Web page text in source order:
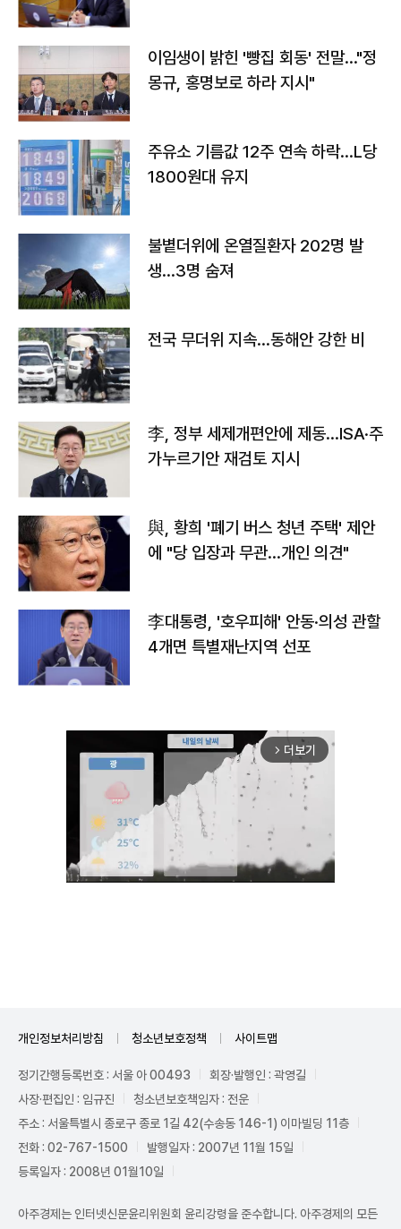
이임생이 밝힌 '빵집 회동' 전말…"정
몽규, 홍명보로 하라 지시"
주유소 기름값 12주 연속 하락…L당
1800원대 유지
불볕더위에 온열질환자 202명 발
생…3명 숨져
전국 무더위 지속…동해안 강한 비
李, 정부 세제개편안에 제동…ISA·주
가누르기안 재검토 지시
與, 황희 '폐기 버스 청년 주택' 제안
에 "당 입장과 무관…개인 의견"
李대통령, '호우피해' 안동·의성 관할
4개면 특별재난지역 선포
arrow_forward_ios 더보기
개인정보처리방침 청소년보호정책 사이트맵
정기간행등록번호 : 서울 아 00493
회장·발행인 : 곽영길
사장·편집인 : 임규진
청소년보호책임자 : 전운
주소 : 서울특별시 종로구 종로 1길 42(수송동 146-1) 이마빌딩 11층
전화 : 02-767-1500
발행일자 : 2007년 11월 15일
등록일자 : 2008년 01월10일
아주경제는 인터넷신문윤리위원회 윤리강령을 준수합니다. 아주경제의 모든